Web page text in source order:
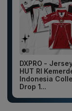
DXPRO -
HUT RI
Indonesia
Drop 1...